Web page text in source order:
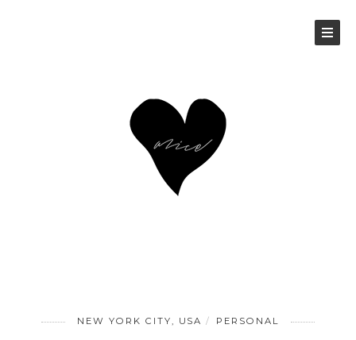
NEW YORK CITY, USA PERSONAL